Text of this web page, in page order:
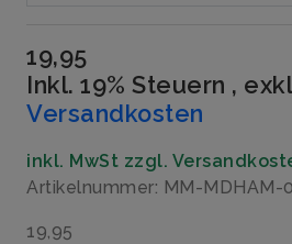
19,95
Inkl. 19% Steuern ,
Versandkosten
inkl. MwSt zzgl.
Artikelnummer: MM-MDHAM-
19,95